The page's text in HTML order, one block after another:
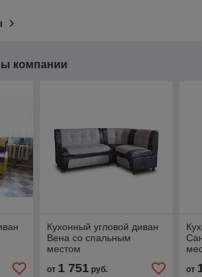
компании
Кухонный угловой диван
Вена со спальным
местом
от 1 751руб. от